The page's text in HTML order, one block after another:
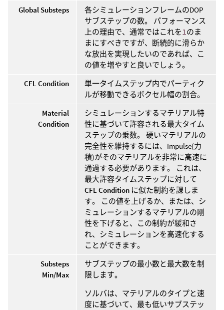
Global Substeps
各シミュレーションフレームのDOP
サブステップの数。 パフォーマンス
上の理由で、通常ではこれを1のま
まにすべきですが、断続的に滑らか
な放出を実現したいのであれば、こ
の値を増やすと良いでしょう。
CFL Condition
単一タイムステップ内でパーティク
ルが移動できるボクセル幅の割合。
Material
Condition
シミュレーションするマテリアル特
性に基づいて許容される最大タイム
ステップの乗数。 硬いマテリアルの
完全性を維持するには、Impulse(力
積)がそのマテリアルを非常に高速に
通過する必要があります。 これは、
最大許容タイムステップに対して
CFL Condition に似た制約を課しま
す。 この値を上げるか、または、シ
ミュレーションするマテリアルの剛
性を下げると、この制約が緩和さ
れ、シミュレーションを高速化する
ことができます。
Substeps
Min/Max
サブステップの最小数と最大数を制
限します。
ソルバは、マテリアルのタイプと速
度に基づいて、最も低いサブステッ